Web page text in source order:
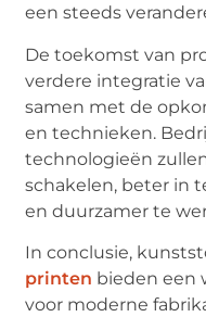
een steeds
De toekomst van
verdere integratie
samen met de
en technieken.
technologieën
schakelen, beter in
en duurzamer te
In conclusie,
printen bieden een
voor moderne